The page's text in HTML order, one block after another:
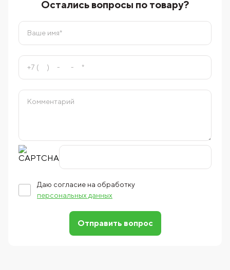
Остались вопросы по товару?
Даю согласие на обработку
персональных данных
Отправить вопрос